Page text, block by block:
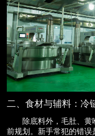
二、食材与辅料：冷
除底料外，毛肚、
前规划。新手常犯的错